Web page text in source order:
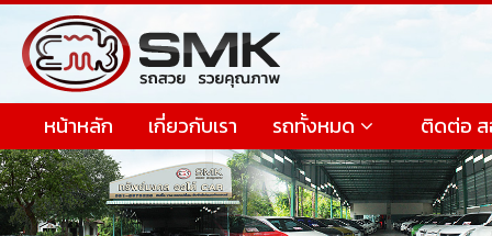
หน้าหลัก เกี่ยวกับเรา รถทั้งหมด ติดต่อ